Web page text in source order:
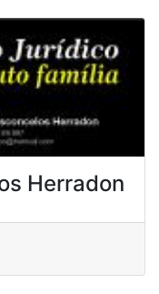
Herradon